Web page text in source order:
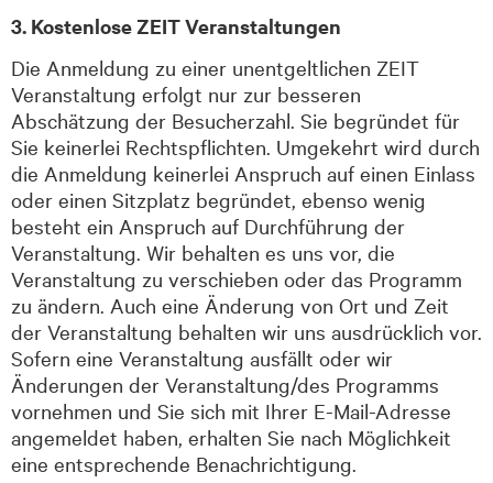
3. Kostenlose ZEIT Veranstaltungen
Die Anmeldung zu einer unentgeltlichen ZEIT
Veranstaltung erfolgt nur zur besseren
Abschätzung der Besucherzahl. Sie begründet für
Sie keinerlei Rechtspflichten . Umgekehrt wird durch
die Anmeldung keinerlei Anspruch auf einen Einlass
oder einen Sitzplatz begründet, ebenso wenig
besteht ein Anspruch auf Durchführung der
Veranstaltung. Wir behalten es uns vor, die
Veranstaltung zu verschieben oder das Programm
zu ändern. Auch eine Änderung von Ort und Zeit
der Veranstaltung behalten wir uns ausdrücklich vor.
Sofern eine Veranstaltung ausfällt oder wir
Änderungen der Veranstaltung/des Programms
vornehmen und Sie sich mit Ihrer E-Mail-Adresse
angemeldet haben, erhalten Sie nach Möglichkeit
eine entsprechende Benachrichtigung.